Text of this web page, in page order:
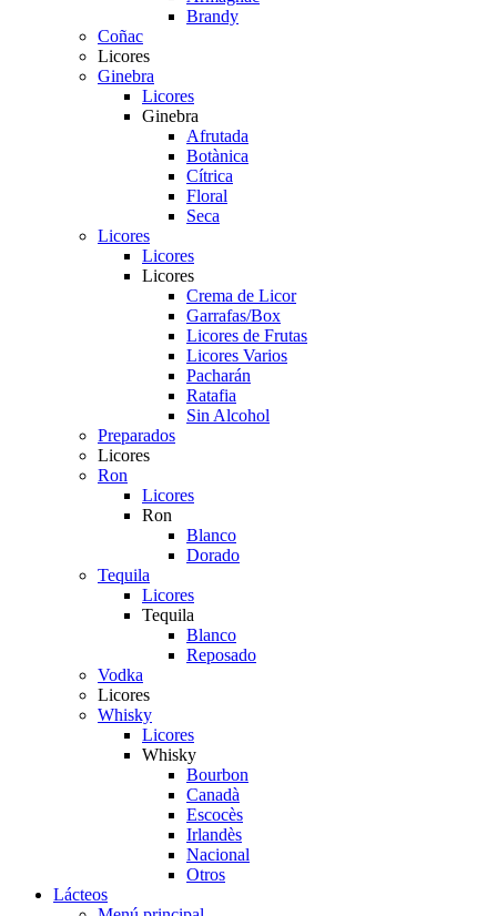
Brandy
Coñac
Licores
Ginebra
Licores
Ginebra
Afrutada
Botànica
Cítrica
Floral
Seca
Licores
Licores
Licores
Crema de Licor
Garrafas/Box
Licores de Frutas
Licores Varios
Pacharán
Ratafia
Sin Alcohol
Preparados
Licores
Ron
Licores
Ron
Blanco
Dorado
Tequila
Licores
Tequila
Blanco
Reposado
Vodka
Licores
Whisky
Licores
Whisky
Bourbon
Canadà
Escocès
Irlandès
Nacional
Otros
Lácteos